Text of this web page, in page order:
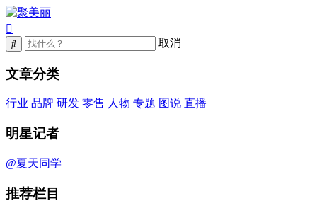
取消
文章分类
行业 品牌 研发 零售 人物 专题 图说 直播
明星记者
@夏天同学
推荐栏目